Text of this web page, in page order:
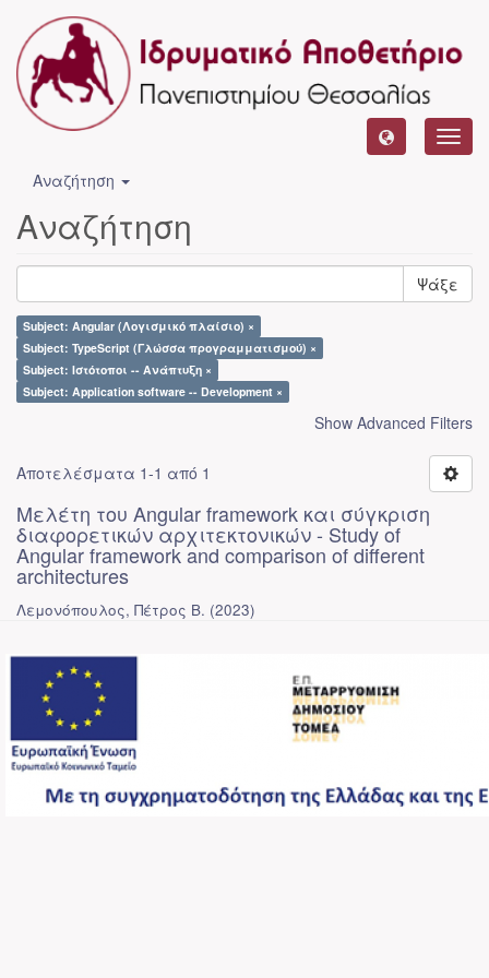
Αναζήτηση
Αναζήτηση
Ψάξε
Subject: Angular (Λογισμικό πλαίσιο) ×
Subject: TypeScript (Γλώσσα προγραμματισμού) ×
Subject: Ιστότοποι -- Ανάπτυξη ×
Subject: Application software -- Development ×
Show Advanced Filters
Αποτελέσματα 1-1 από 1
Μελέτη του Angular framework και σύγκριση
διαφορετικών αρχιτεκτονικών - Study of
Angular framework and comparison of different
architectures
Λεμονόπουλος, Πέτρος Β. (2023)